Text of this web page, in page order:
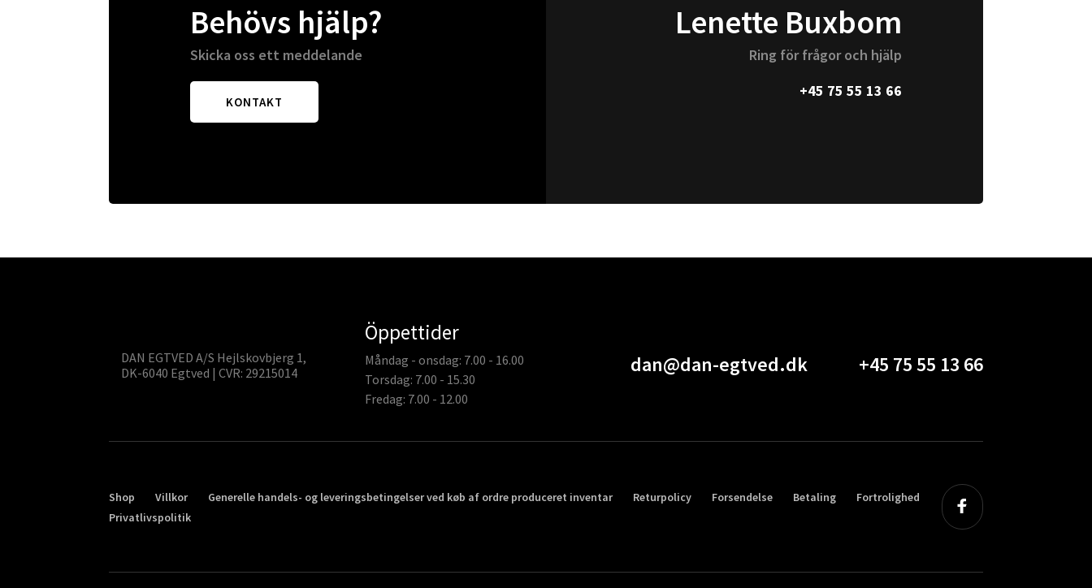
Behövs hjälp?
Skicka oss ett meddelande
KONTAKT
Lenette Buxbom
Ring för frågor och hjälp
+45 75 55 13 66
DAN EGTVED A/S Hejlskovbjerg 1,
DK-6040 Egtved | CVR: 29215014
Öppettider
Måndag - onsdag: 7.00 - 16.00
Torsdag: 7.00 - 15.30
Fredag: 7.00 - 12.00
dan@dan-egtved.dk +45 75 55 13 66
Shop Villkor Generelle handels- og leveringsbetingelser ved køb af ordre produceret inventar Returpolicy Forsendelse Betaling
Fortrolighed
Privatlivspolitik